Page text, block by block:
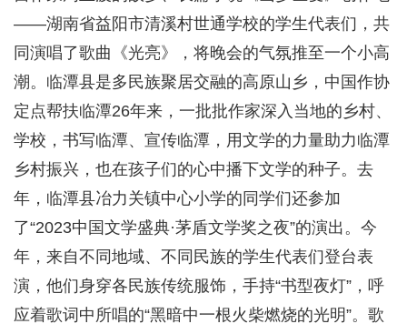
——湖南省益阳市清溪村世通学校的学生代表们，共
同演唱了歌曲《光亮》，将晚会的气氛推至一个小高
潮。临潭县是多民族聚居交融的高原山乡，中国作协
定点帮扶临潭26年来，一批批作家深入当地的乡村、
学校，书写临潭、宣传临潭，用文学的力量助力临潭
乡村振兴，也在孩子们的心中播下文学的种子。去
年，临潭县冶力关镇中心小学的同学们还参加
了“2023中国文学盛典·茅盾文学奖之夜”的演出。今
年，来自不同地域、不同民族的学生代表们登台表
演，他们身穿各民族传统服饰，手持“书型夜灯”，呼
应着歌词中所唱的“黑暗中一根火柴燃烧的光明”。歌